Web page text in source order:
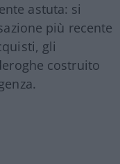
astuta: si
più recente
gli
costruito